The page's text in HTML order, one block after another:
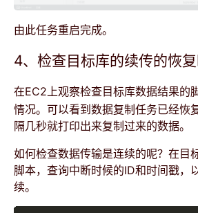
由此任务重启完成。
4、检查目标库的续传的恢
在EC2上观察检查目标库数据结果的
情况。可以看到数据复制任务已经恢
隔几秒就打印出来复制过来的数据。
如何检查数据传输是连续的呢？在目
脚本，查询中断时候的ID和时间戳，
续。